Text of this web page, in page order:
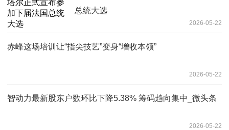
总统大选
2026-05-22
赤峰这场培训让“指尖技艺”变身“增收本领”
2026-05-22
智动力最新股东户数环比下降5.38% 筹码趋向集中_微头条
2026-05-22